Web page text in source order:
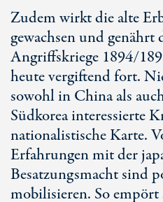
Zudem wirkt die alte
gewachsen und
Angriffskriege 1894/
heute vergiftend fort.
sowohl in China als
Südkorea interessierte
nationalistische Karte.
Erfahrungen mit der
Besatzungsmacht sind
mobilisieren. So